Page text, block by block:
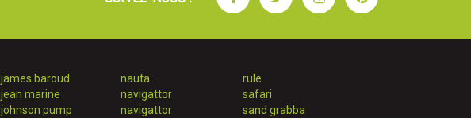
james baroud
jean marine
johnson pump
nauta
navigattor
navigattor
rule
safari
sand grabba